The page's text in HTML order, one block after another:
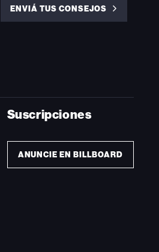
ENVIÁ TUS CONSEJOS
ENVIÁ
Suscripciones
ANUNCIE EN BILLBOARD